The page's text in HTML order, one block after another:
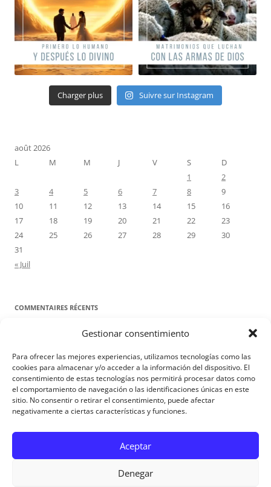
Gestionar consentimiento
Para ofrecer las mejores experiencias, utilizamos tecnologías como las
cookies para almacenar y/o acceder a la información del dispositivo. El
consentimiento de estas tecnologías nos permitirá procesar datos como
el comportamiento de navegación o las identificaciones únicas en este
sitio. No consentir o retirar el consentimiento, puede afectar
negativamente a ciertas características y funciones.
Aceptar
Denegar
Charger plus Suivre sur Instagram
août 2026
L
M M J V S
D
1
2
3
4 5 6 7 8
9
10
11 12 13 14 15
16
17
18 19 20 21 22
23
24
25 26 27 28 29
30
31
« Juil
COMMENTAIRES RÉCENTS
Proyecto Amor ConyugaldansContre toute attente. Commentaire
pour les époux : Luc 12, 8-12
Manuel MirallesdansContre toute attente. Commentaire pour les
époux : Luc 12, 8-12